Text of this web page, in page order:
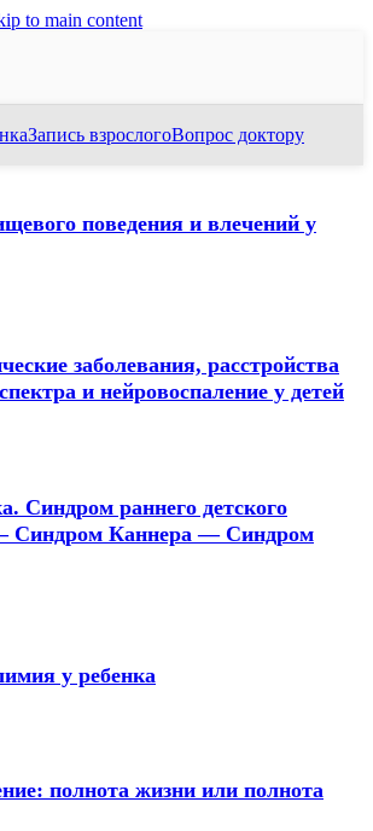
to main content
Запись взрослогоВопрос доктору
поведения и влечений у
заболевания, расстройства
и нейровоспаление у детей
Синдром раннего детского
Синдром Каннера — Синдром
у ребенка
полнота жизни или полнота